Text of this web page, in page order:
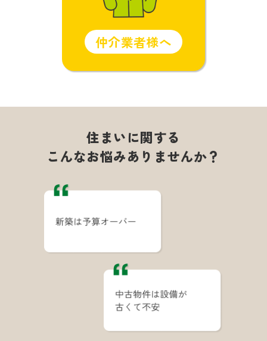
仲介業者様へ
住まいに関する
こんなお悩みありませんか？